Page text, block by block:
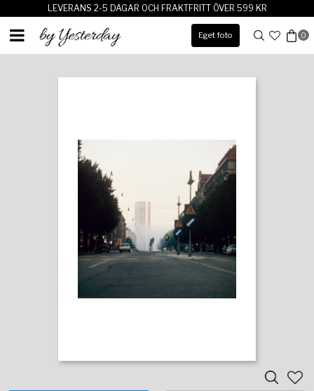
LEVERANS 2-5 DAGAR OCH FRAKTFRITT ÖVER 599 KR
Eget foto 0